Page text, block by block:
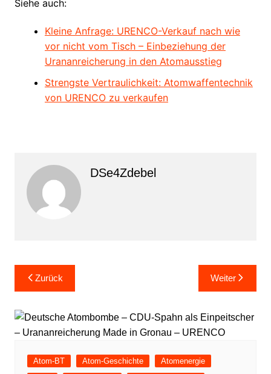
Siehe auch:
Kleine Anfrage: URENCO-Verkauf nach wie
vor nicht vom Tisch – Einbeziehung der
Urananreicherung in den Atomausstieg
Strengste Vertraulichkeit: Atomwaffentechnik
von URENCO zu verkaufen
DSe4Zdebel
Beitragsnavigation
Zurück Weiter
Atom-BT Atom-Geschichte
Atomenergie